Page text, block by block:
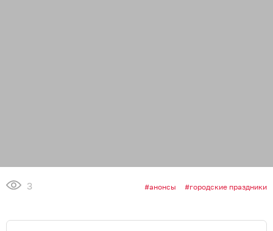
3 анонсы городские праздники